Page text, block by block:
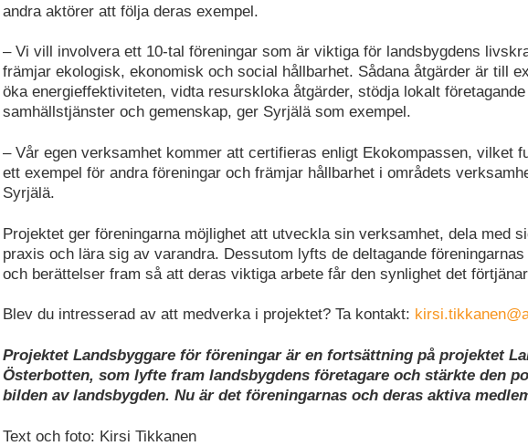
andra aktörer att följa deras exempel.
– Vi vill involvera ett 10-tal föreningar som är viktiga för landsbygdens
främjar ekologisk, ekonomisk och social hållbarhet. Sådana åtgärder är till
öka energieffektiviteten, vidta resurskloka åtgärder, stödja lokalt
samhällstjänster och gemenskap, ger Syrjälä som exempel.
– Vår egen verksamhet kommer att certifieras enligt Ekokompassen, vilket
ett exempel för andra föreningar och främjar hållbarhet i områdets
Syrjälä.
Projektet ger föreningarna möjlighet att utveckla sin verksamhet, dela med
praxis och lära sig av varandra. Dessutom lyfts de deltagande
och berättelser fram så att deras viktiga arbete får den synlighet det
Blev du intresserad av att medverka i projektet? Ta kontakt:
Projektet Landsbyggare för föreningar är en fortsättning på projektet
Österbotten, som lyfte fram landsbygdens företagare och stärkte den
bilden av landsbygden. Nu är det föreningarnas och deras aktiva
Text och foto: Kirsi Tikkanen